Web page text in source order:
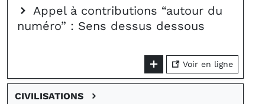
Appel à contributions “autour du
numéro” : Sens dessus dessous
Voir en ligne
CIVILISATIONS